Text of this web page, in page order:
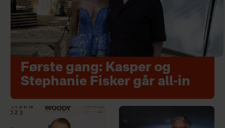
Første gang: Kasper og
Stephanie Fisker går all-in